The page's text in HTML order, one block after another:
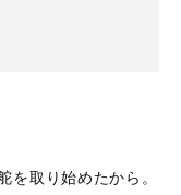
を取り始めたから。